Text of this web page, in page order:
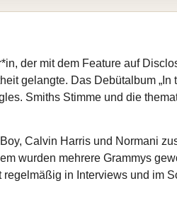
der mit dem Feature auf
gelangte. Das Debütalbum
Smiths Stimme und die
Calvin Harris und Normani
wurden mehrere Grammys
in Interviews und im